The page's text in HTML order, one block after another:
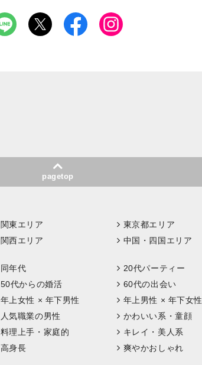
pagetop
関東エリア 東京都エリア
関西エリア 中国・四国エリア
同年代 20代パーティー
50代からの婚活 60代の出会い
年上女性 × 年下男性 年上男性 × 年下女性
人気職業の男性 かわいい系・童顔
料理上手・家庭的 キレイ・美人系
高身長 爽やかおしゃれ